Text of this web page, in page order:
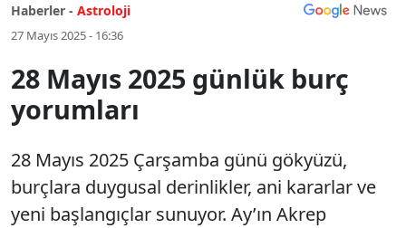
Haberler - Astroloji
27 Mayıs 2025 - 16:36
28 Mayıs 2025 günlük burç
yorumları
28 Mayıs 2025 Çarşamba günü gökyüzü,
burçlara duygusal derinlikler, ani kararlar ve
yeni başlangıçlar sunuyor. Ay’ın Akrep